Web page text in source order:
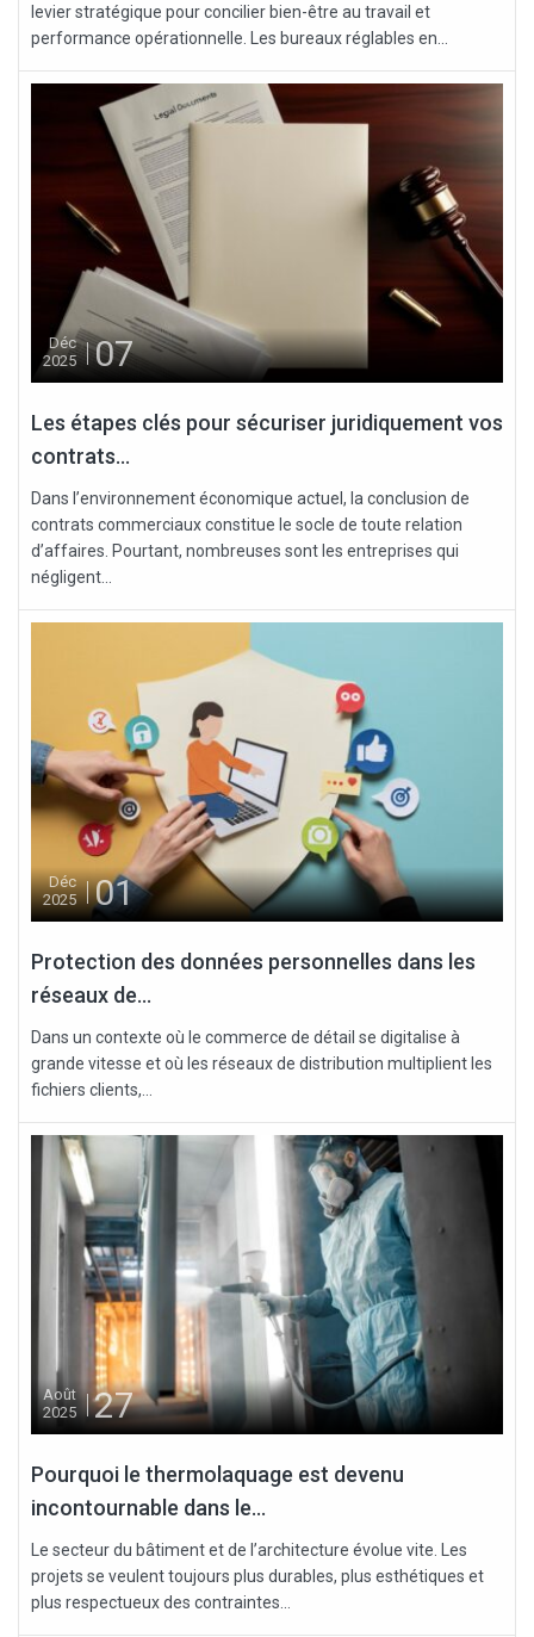
levier stratégique pour concilier bien-être au travail et
performance opérationnelle. Les bureaux réglables en...
Déc
2025
07
Les étapes clés pour sécuriser juridiquement vos
contrats...
Dans l’environnement économique actuel, la conclusion de
contrats commerciaux constitue le socle de toute relation
d’affaires. Pourtant, nombreuses sont les entreprises qui
négligent...
Déc
2025
01
Protection des données personnelles dans les
réseaux de...
Dans un contexte où le commerce de détail se digitalise à
grande vitesse et où les réseaux de distribution multiplient les
fichiers clients,...
Août
2025
27
Pourquoi le thermolaquage est devenu
incontournable dans le...
Le secteur du bâtiment et de l’architecture évolue vite. Les
projets se veulent toujours plus durables, plus esthétiques et
plus respectueux des contraintes...